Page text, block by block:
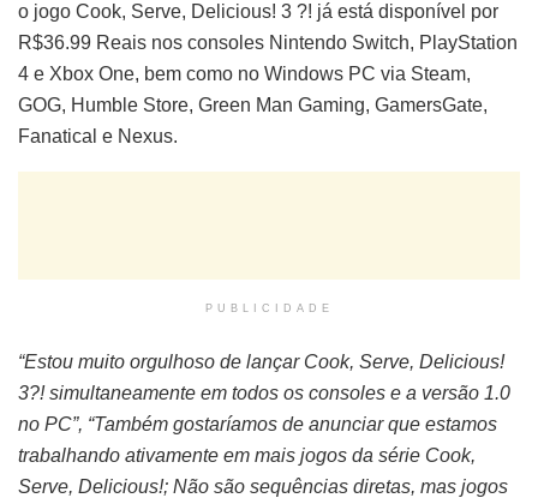
o jogo Cook, Serve, Delicious! 3 ?! já está disponível por
R$36.99 Reais nos consoles Nintendo Switch, PlayStation
4 e Xbox One, bem como no Windows PC via Steam,
GOG, Humble Store, Green Man Gaming, GamersGate,
Fanatical e Nexus.
PUBLICIDADE
“Estou muito orgulhoso de lançar Cook, Serve, Delicious!
3?! simultaneamente em todos os consoles e a versão 1.0
no PC”, “Também gostaríamos de anunciar que estamos
trabalhando ativamente em mais jogos da série Cook,
Serve, Delicious!; Não são sequências diretas, mas jogos